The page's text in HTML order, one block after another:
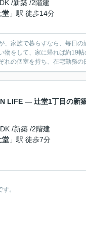
/新築 /2階建
堂 」駅 徒歩14分
もが成長すればそれぞれの個室を持ち、
LIFE — 辻堂1丁目の新
/新築 /2階建
堂 」駅 徒歩7分
。